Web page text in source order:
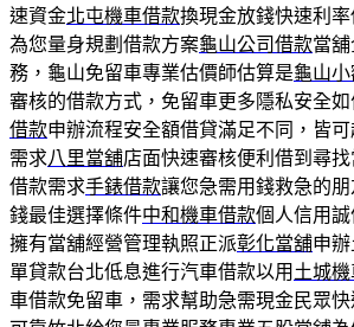
速資金北屯機車借款換現金放錢快速利
為您量身規劃借款方案龜山公司借款當
務，龜山免留車專業估價師估算是龜山
審核的借款方式，免留車更多隱私安全
借款申辦流程安全額借貸滿足不同，皆
需求八里當舖店面快速審核便利借到尋
借款需求手錶借款讓您急需用錢救急的
錢最佳選擇條件中和機車借款個人信用
擁有當舖經營管理執照正派彰化當舖申
單貸款台北低息進行汽車借款以用 土城
車借款免留車，需求幫助急需現金民眾